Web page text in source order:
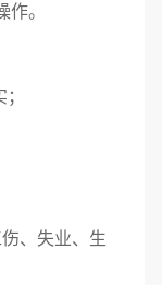
。
、失业、生